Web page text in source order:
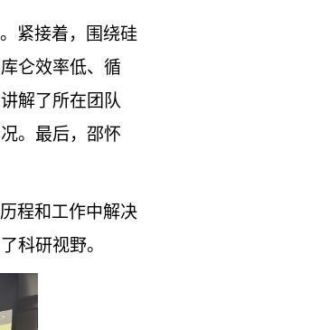
紧接着，围绕硅
仑效率低、循
解了所在团队
。最后，邵怀
程和工作中解决
科研视野。